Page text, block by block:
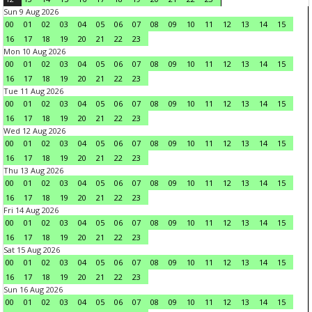
Sun 9 Aug 2026
00
01 02 03 04 05 06 07 08 09 10 11 12 13 14
15
16
17 18 19 20 21 22
23
Mon 10 Aug 2026
00
01 02 03 04 05 06 07 08 09 10 11 12 13 14
15
16
17 18 19 20 21 22
23
Tue 11 Aug 2026
00
01 02 03 04 05 06 07 08 09 10 11 12 13 14
15
16
17 18 19 20 21 22
23
Wed 12 Aug 2026
00
01 02 03 04 05 06 07 08 09 10 11 12 13 14
15
16
17 18 19 20 21 22
23
Thu 13 Aug 2026
00
01 02 03 04 05 06 07 08 09 10 11 12 13 14
15
16
17 18 19 20 21 22
23
Fri 14 Aug 2026
00
01 02 03 04 05 06 07 08 09 10 11 12 13 14
15
16
17 18 19 20 21 22
23
Sat 15 Aug 2026
00
01 02 03 04 05 06 07 08 09 10 11 12 13 14
15
16
17 18 19 20 21 22
23
Sun 16 Aug 2026
00
01 02 03 04 05 06 07 08 09 10 11 12 13 14
15